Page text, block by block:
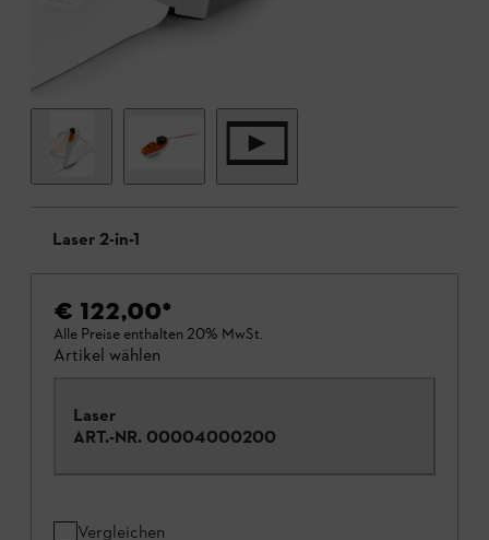
Laser 2-in-1
€ 122,00*
Alle Preise enthalten 20% MwSt.
Artikel wählen
Laser
ART.-NR. 00004000200
Vergleichen